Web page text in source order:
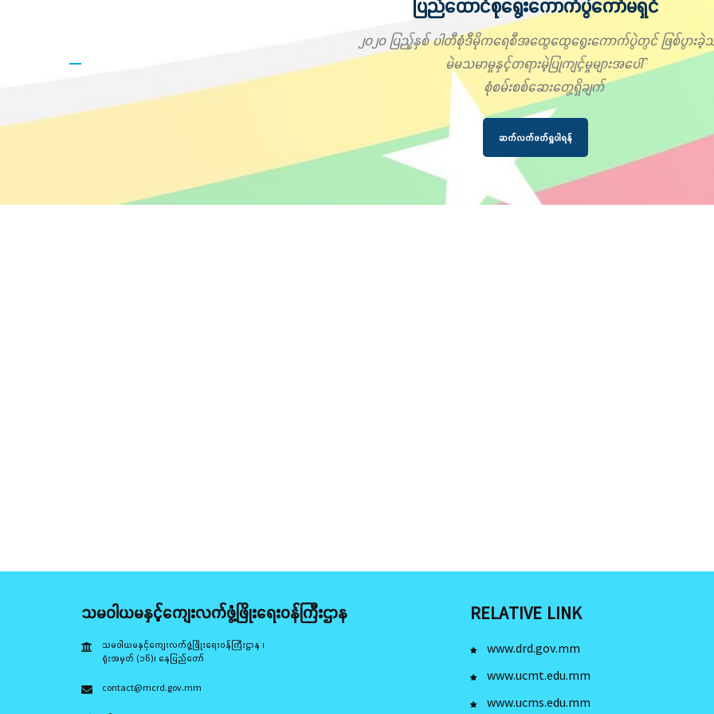
ပြည်ထောင်စုရွေးကောက်ပွဲကော်မရှင်
၂၀၂၀ ပြည့်နှစ် ပါတီစုံဒီမိုကရေစီအထွေထွေရွေးကောက်ပွဲတွင် ဖြစ်ပွား
မဲမသမာမှုနှင့်တရားမဲ့ပြုကျင့်မှုများအပေါ်
စုံစမ်းစစ်ဆေးတွေ့ရှိချက်
ဆက်လက်ဖတ်ရှုပါရန်
သမဝါယမနှင့်ကျေးလက်ဖွံ့ဖြိုးရေးဝန်ကြီးဌာန
သမဝါယမနှင့်ကျေးလက်ဖွံ့ဖြိုးရေးဝန်ကြီးဌာန ၊
ရုံးအမှတ် (၁၆)၊ နေပြည်တော်
contact@mcrd.gov.mm
RELATIVE LINK
www.drd.gov.mm
www.ucmt.edu.mm
www.ucms.edu.mm